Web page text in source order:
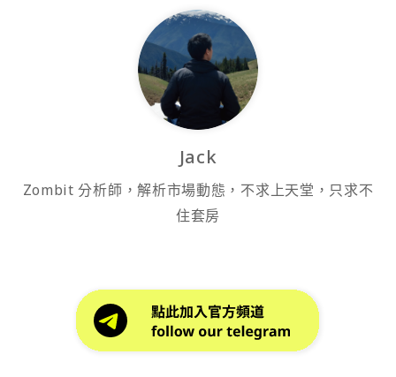
Jack
Zombit 分析師，解析市場動態，不求上天堂，只求不
住套房